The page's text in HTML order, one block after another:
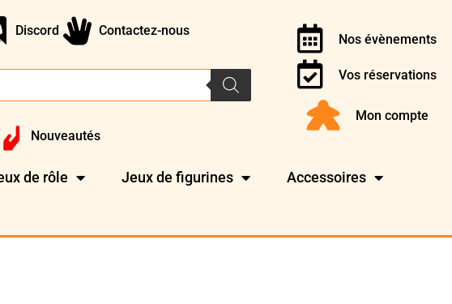
Discord Contactez-nous
Nouveautés
Nos évènements
Vos réservations
Mon compte
de rôle Jeux de figurines Accessoires